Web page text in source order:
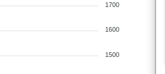
1700
1600
1500